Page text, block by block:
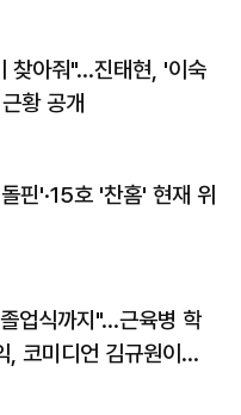
찾아줘"…진태현, '이숙
황 공개
핀'·15호 '찬홈' 현재 위
업식까지"…근육병 학
, 코미디언 김규원이었